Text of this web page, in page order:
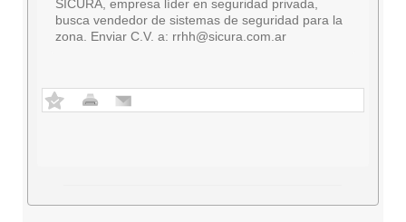
SICURA, empresa líder en seguridad privada,
busca vendedor de sistemas de seguridad para la
zona. Enviar C.V. a: rrhh@sicura.com.ar